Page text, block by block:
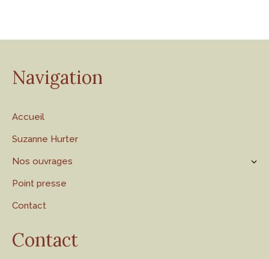
Navigation
Accueil
Suzanne Hurter
Nos ouvrages
Point presse
Contact
Contact